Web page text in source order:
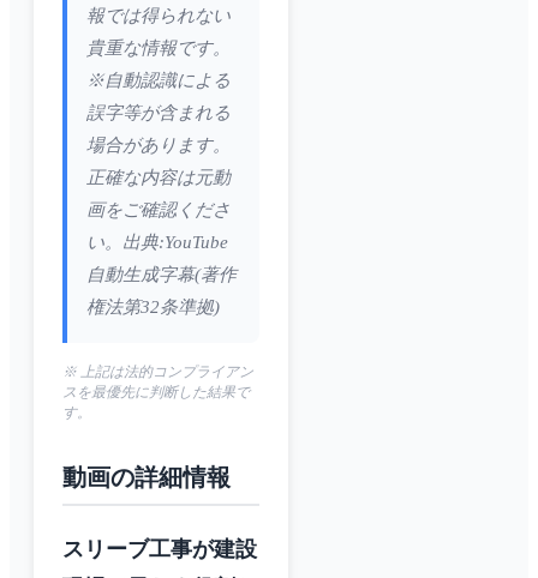
報では得られない
貴重な情報です。
※自動認識による
誤字等が含まれる
場合があります。
正確な内容は元動
画をご確認くださ
い。出典:YouTube
自動生成字幕(著作
権法第32条準拠)
※ 上記は法的コンプライアン
スを最優先に判断した結果で
す。
動画の詳細情報
スリーブ工事が建設